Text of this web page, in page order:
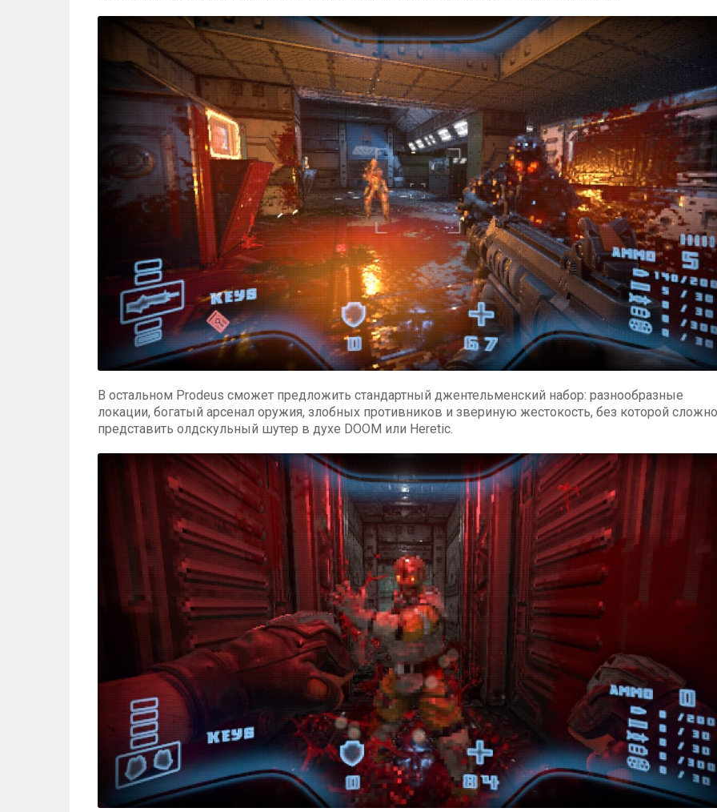
В остальном Prodeus сможет предложить стандартный джентельменский набор: разнообразные
локации, богатый арсенал оружия, злобных противников и звериную жестокость, без которой сложно
представить олдскульный шутер в духе DOOM или Heretic.